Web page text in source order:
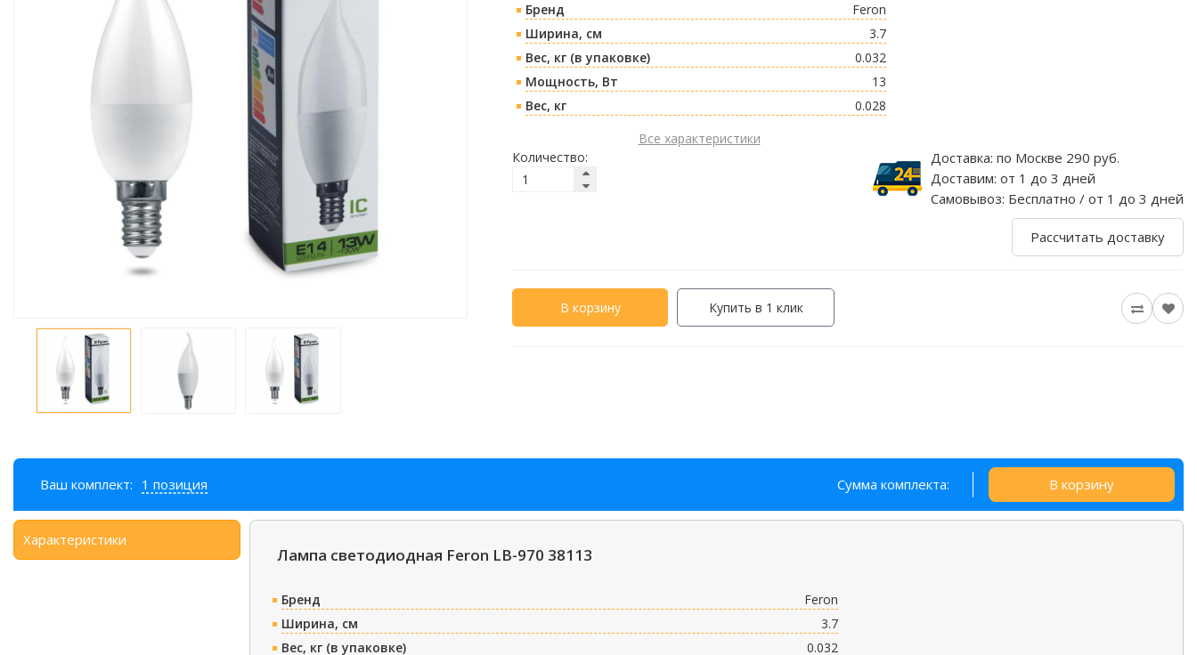
Бренд
Feron
Ширина, см
3.7
Вес, кг (в упаковке)
0.032
Мощность, Вт
13
Вес, кг
0.028
Все характеристики
Количество:
Доставка: по Москве 290 руб.
Доставим: от 1 до 3 дней
Самовывоз: Бесплатно / от 1 до 3 дней
Рассчитать доставку
В корзину Купить в 1 клик
Ваш комплект: 1 позиция Сумма комплекта: В корзину
Характеристики
Лампа светодиодная Feron LB-970 38113
Бренд
Feron
Ширина, см
3.7
Вес, кг (в упаковке)
0.032